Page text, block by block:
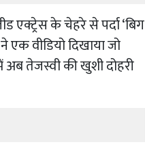
एक्ट्रेस के चेहरे से पर्दा ‘बिग
एक वीडियो दिखाया जो
अब तेजस्वी की खुशी दोहरी